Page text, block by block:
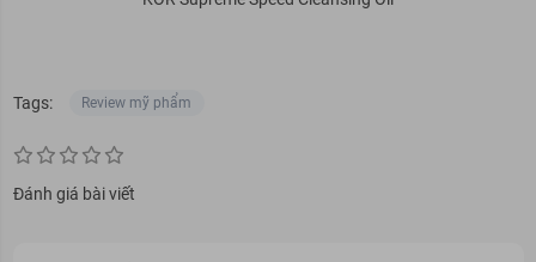
Tags: Review mỹ phẩm
Đánh giá bài viết